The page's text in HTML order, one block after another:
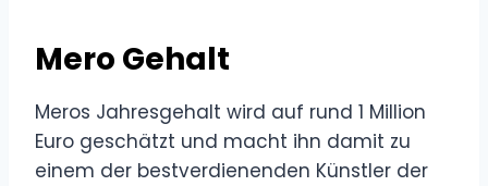
Mero Gehalt
Meros Jahresgehalt wird auf rund 1 Million
Euro geschätzt und macht ihn damit zu
einem der bestverdienenden Künstler der